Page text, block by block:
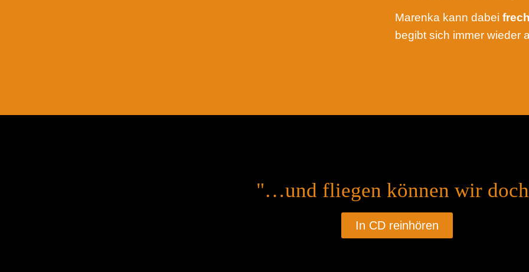
Marenka kann dabei
begibt sich immer wieder
"…und fliegen können wir
In CD reinhören